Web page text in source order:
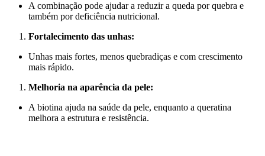
A combinação pode ajudar a reduzir a queda por quebra e
também por deficiência nutricional.
Fortalecimento das unhas:
Unhas mais fortes, menos quebradiças e com crescimento
mais rápido.
Melhoria na aparência da pele:
A biotina ajuda na saúde da pele, enquanto a queratina
melhora a estrutura e resistência.